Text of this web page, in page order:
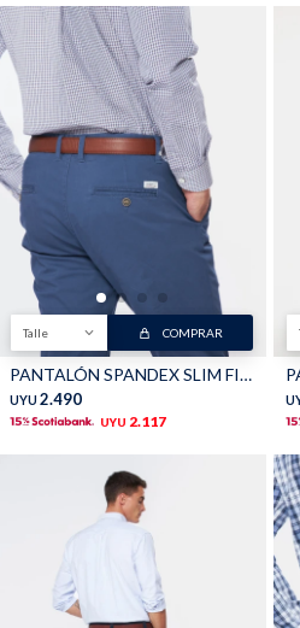
Talle COMPRAR
PANTALÓN SPANDEX SLIM FIT - Piedra
UYU 2.490
UYU 2.117